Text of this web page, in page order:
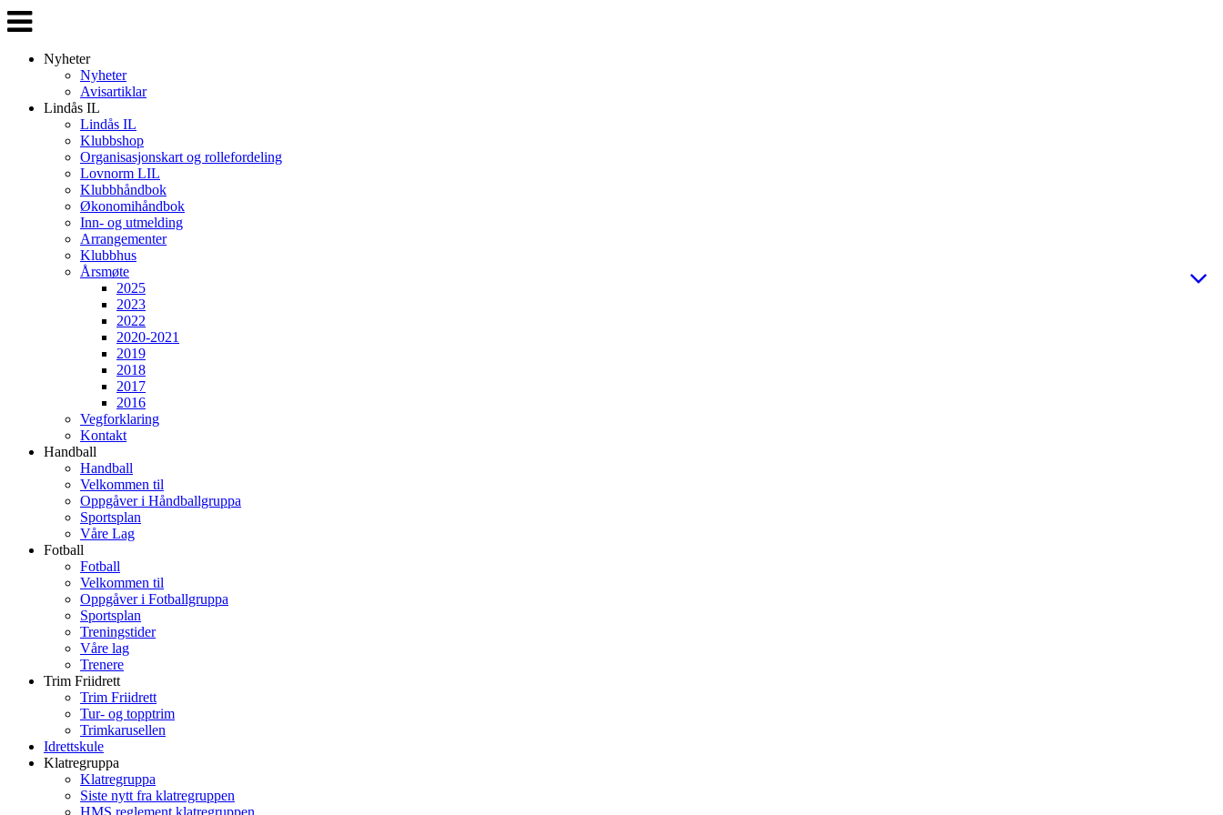
Veksle
navigasjon
Nyheter
Nyheter
Avisartiklar
Lindås IL
Lindås IL
Klubbshop
Organisasjonskart og rollefordeling
Lovnorm LIL
Klubbhåndbok
Økonomihåndbok
Inn- og utmelding
Arrangementer
Klubbhus
Årsmøte
2025
2023
2022
2020-2021
2019
2018
2017
2016
Vegforklaring
Kontakt
Handball
Handball
Velkommen til
Oppgåver i Håndballgruppa
Sportsplan
Våre Lag
Fotball
Fotball
Velkommen til
Oppgåver i Fotballgruppa
Sportsplan
Treningstider
Våre lag
Trenere
Trim Friidrett
Trim Friidrett
Tur- og topptrim
Trimkarusellen
Idrettskule
Klatregruppa
Klatregruppa
Siste nytt fra klatregruppen
HMS reglement klatregruppen